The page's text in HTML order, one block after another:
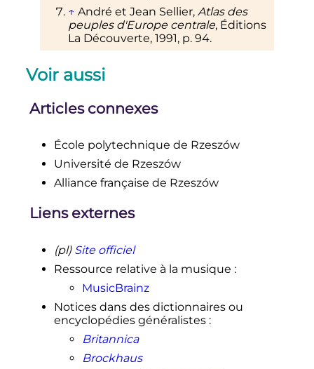
↑ André et Jean Sellier, Atlas des
peuples d'Europe centrale, Éditions
La Découverte, 1991, p. 94.
Voir aussi
Articles connexes
École polytechnique de Rzeszów
Université de Rzeszów
Alliance française de Rzeszów
Liens externes
(pl) Site officiel
Ressource relative à la musique :
MusicBrainz
Notices dans des dictionnaires ou
encyclopédies généralistes:
Britannica
Brockhaus